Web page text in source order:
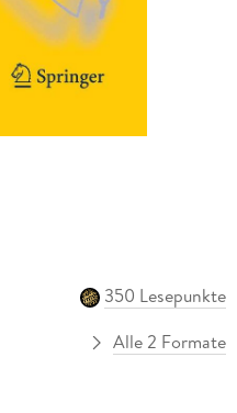
350 Lesepunkte
Alle 2 Formate